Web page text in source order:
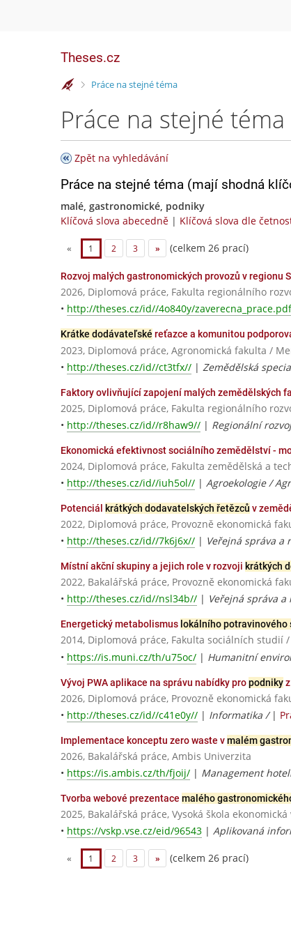
Theses.cz
>Práce na stejné téma
Práce na stejné téma
Zpět na vyhledávání
Práce na stejné téma (mají shodná
malé, gastronomické, podniky
Klíčová slova abecedně | Klíčová slova dle
« 1 2 3 » (celkem 26 prací)
Rozvoj malých gastronomických provozů v regionu
2026, Diplomová práce, Fakulta regionálního
• http://theses.cz/id//4o840y/
Krátke dodávateľské reťazce a komunitou
2023, Diplomová práce, Agronomická fakulta /
• http://theses.cz/id//ct3tfx// | Zemědělská
Faktory ovlivňující zapojení malých zemědělských
2025, Diplomová práce, Fakulta regionálního
• http://theses.cz/id//r8haw9// | Regionální
Ekonomická efektivnost sociálního zemědělství -
2024, Diplomová práce, Fakulta zemědělská a
• http://theses.cz/id//iuh5ol// | Agroekologie /
Potenciál krátkých dodavatelských řetězců v
2022, Diplomová práce, Provozně ekonomická
• http://theses.cz/id//7k6j6x// | Veřejná správa a
Místní akční skupiny a jejich role v rozvoji krátkých
2022, Bakalářská práce, Provozně ekonomická
• http://theses.cz/id//nsl34b// | Veřejná správa
Energetický metabolismus lokálního potravinového
2014, Diplomová práce, Fakulta sociálních studií
• https://is.muni.cz/th/u75oc/ | Humanitní
Vývoj PWA aplikace na správu nabídky propodniky
2026, Diplomová práce, Provozně ekonomická
• http://theses.cz/id//c41e0y// | Informatika / |
Implementace konceptu zero waste vmalém
2026, Bakalářská práce, Ambis Univerzita
• https://is.ambis.cz/th/fjoij/ | Management
Tvorba webové prezentace malého
2025, Bakalářská práce, Vysoká škola ekonomická
• https://vskp.vse.cz/eid/96543 | Aplikovaná
« 1 2 3 » (celkem 26 prací)